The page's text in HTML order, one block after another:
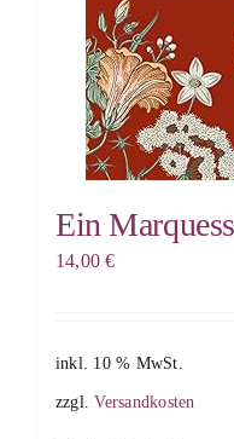
Ein
14,00€
inkl. 10 % MwSt.
zzgl.Versandkosten